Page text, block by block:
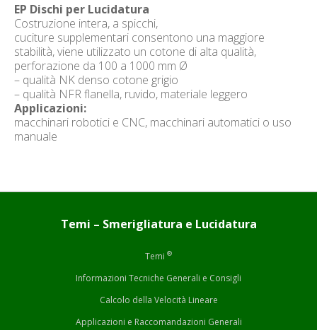
EP Dischi per Lucidatura
Costruzione intera, a spicchi,
cuciture supplementari consentono una maggiore
stabilità, viene utilizzato un cotone di alta qualità,
perforazione da 100 a 1000 mm Ø
– qualità NK denso cotone grigio
– qualità NFR flanella, ruvido, materiale leggero
Applicazioni:
macchinari robotici e CNC, macchinari automatici o uso
manuale
Temi – Smerigliatura e Lucidatura
Temi ®
Informazioni Tecniche Generali e Consigli
Calcolo della Velocità Lineare
Applicazioni e Raccomandazioni Generali